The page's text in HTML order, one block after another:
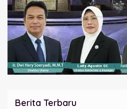
Berita Terbaru